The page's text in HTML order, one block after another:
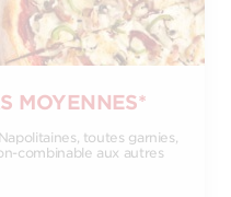
MOYENNES*
toutes garnies,
combinable aux autres